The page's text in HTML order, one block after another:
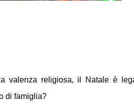
valenza religiosa, il Natale è
di famiglia?